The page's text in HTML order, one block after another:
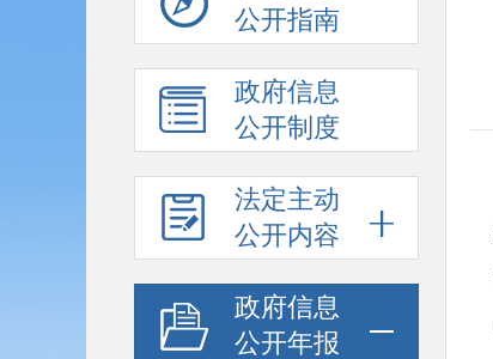
公开指南
政府信息
公开制度
法定主动
公开内容
政府信息
公开年报